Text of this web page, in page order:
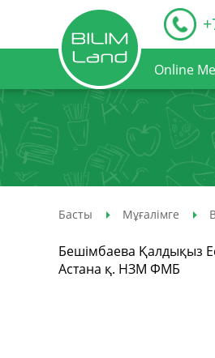
Online
Басты Мұғалімге
Бешімбаева Қалдықыз
Астана қ. НЗМ ФМБ